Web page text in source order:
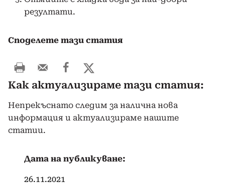
резултати.
Споделете тази статия
Как актуализираме тази статия:
Непрекъснато следим за налична нова
информация и актуализираме нашите
статии.
Дата на публикуване:
26.11.2021